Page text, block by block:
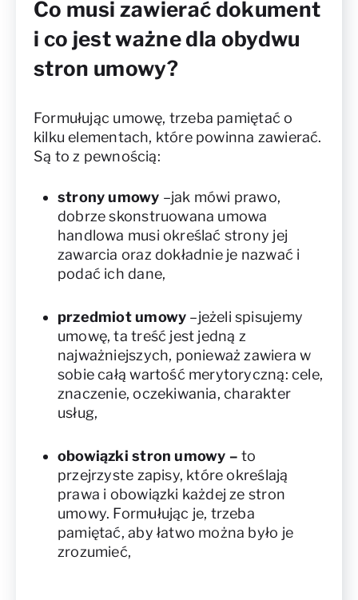
Co musi zawierać dokument
i co jest ważne dla obydwu
stron umowy?
Formułując umowę, trzeba pamiętać o
kilku elementach, które powinna zawierać.
Są to z pewnością:
strony umowy –jak mówi prawo,
dobrze skonstruowana umowa
handlowa musi określać strony jej
zawarcia oraz dokładnie je nazwać i
podać ich dane,
przedmiot umowy –jeżeli spisujemy
umowę, ta treść jest jedną z
najważniejszych, ponieważ zawiera w
sobie całą wartość merytoryczną: cele,
znaczenie, oczekiwania, charakter
usług,
obowiązki stron umowy –to
przejrzyste zapisy, które określają
prawa i obowiązki każdej ze stron
umowy. Formułując je, trzeba
pamiętać, aby łatwo można było je
zrozumieć,